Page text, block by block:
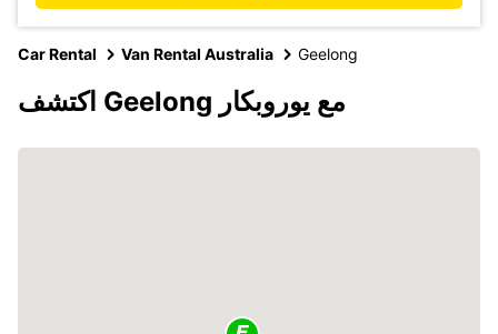
Car Rental Van Rental Australia Geelong
اكتشف Geelong مع يوروبكار